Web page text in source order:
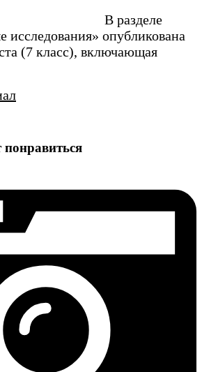
В разделе
исследования» опубликована
(7 класс), включающая